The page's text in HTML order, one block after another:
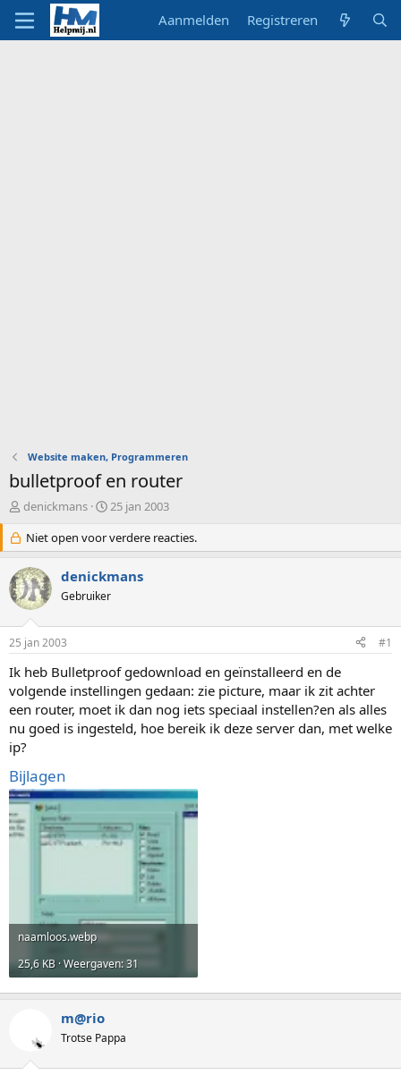
Aanmelden Registreren
Website maken, Programmeren
bulletproof en router
O
d
e
r
w
e
p
s
t
a
r
t
e
r
denickmans
S
a
r
d
m
25 jan 2003
Niet open voor verdere reacties.
denickmans
Gebruiker
25 jan 2003 #1
Ik heb Bulletproof gedownload en geïnstalleerd en de
volgende instellingen gedaan: zie picture, maar ik zit achter
een router, moet ik dan nog iets speciaal instellen?en als alles
nu goed is ingesteld, hoe bereik ik deze server dan, met welke
ip?
Bijlagen
naamloos.webp
25,6 KB · Weergaven: 31
m@rio
Trotse Pappa